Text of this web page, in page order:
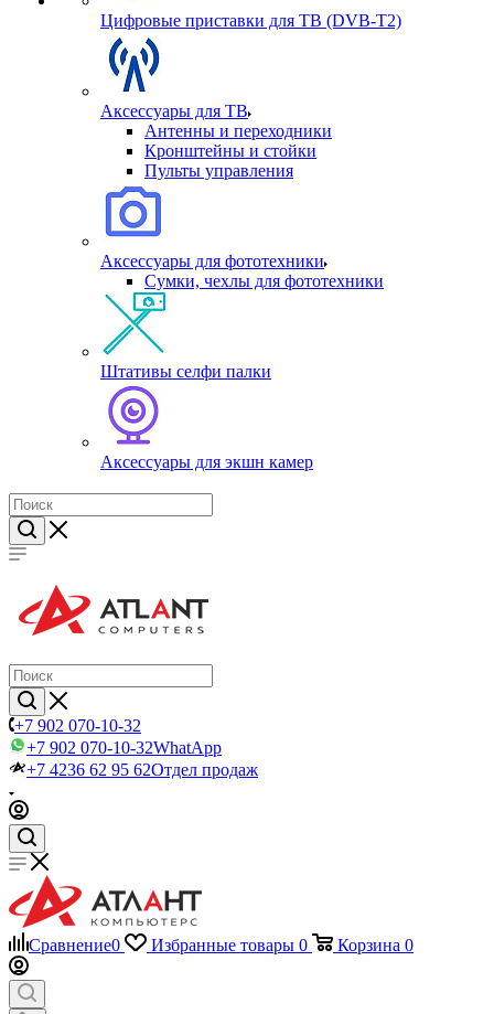
Цифровые приставки для ТВ (DVB-T2)
Аксессуары для ТВ
Антенны и переходники
Кронштейны и стойки
Пульты управления
Аксессуары для фототехники
Сумки, чехлы для фототехники
Штативы селфи палки
Аксессуары для экшн камер
+7 902 070-10-32
+7 902 070-10-32WhatApp
+7 4236 62 95 62Отдел продаж
Сравнение0 Избранные товары 0 Корзина 0